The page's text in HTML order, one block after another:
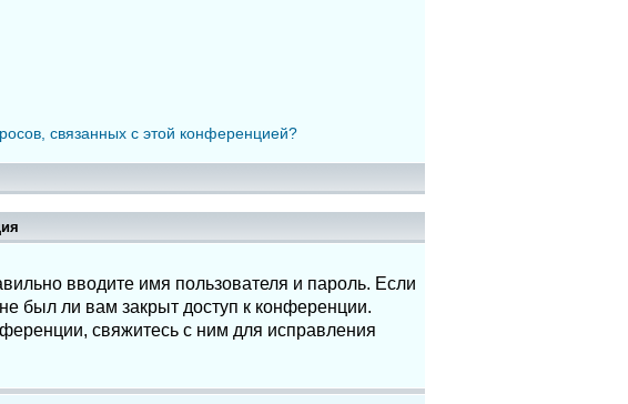
связанных с этой конференцией?
вводите имя пользователя и пароль. Если
был ли вам закрыт доступ к конференции.
свяжитесь с ним для исправления